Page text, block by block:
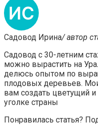
Садовод Ирина/ автор
Садовод с 30-летним
можно вырастить на
делюсь опытом по
плодовых деревьев.
вам создать цветущий
уголке страны
Понравилась статья?